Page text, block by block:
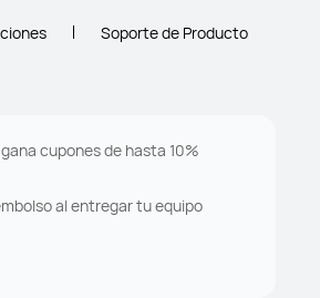
Soporte de Producto
cupones de hasta 10%
al entregar tu equipo